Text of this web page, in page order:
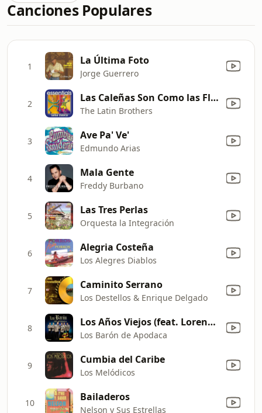
Canciones Populares
1 La Última Foto
Jorge Guerrero
2 Las Caleñas Son Como las Flores
The Latin Brothers
3 Ave Pa' Ve'
Edmundo Arias
4 Mala Gente
Freddy Burbano
5 Las Tres Perlas
Orquesta la Integración
6 Alegria Costeña
Los Alegres Diablos
7 Caminito Serrano
Los Destellos & Enrique Delgado
8 Los Años Viejos (feat. Lorenzo De Monteclarò)
Los Barón de Apodaca
9 Cumbia del Caribe
Los Melódicos
10 Bailaderos
Nelson y Sus Estrellas